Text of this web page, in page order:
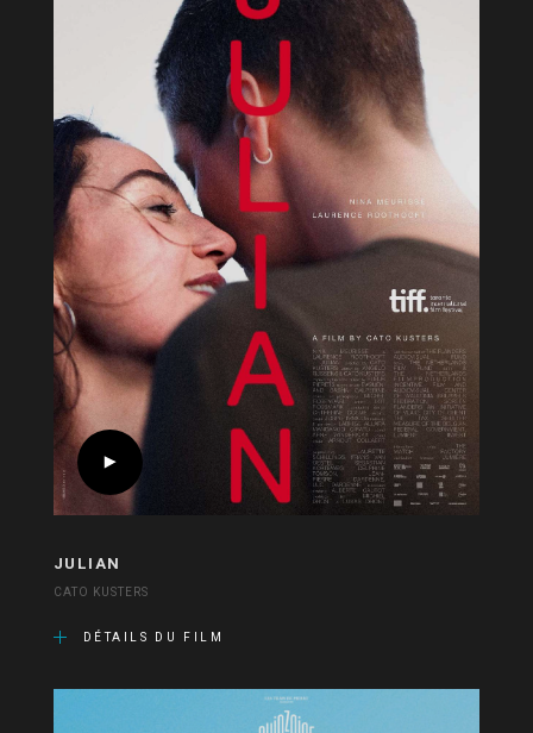
JULIAN
CATO KUSTERS
DÉTAILS DU FILM